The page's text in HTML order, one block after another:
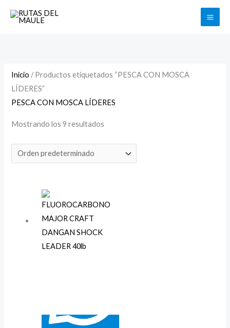
Buscar
Inicio / Productos etiquetados “PESCA CON MOSCA
LÍDERES”
PESCA CON MOSCA LÍDERES
Mostrando los 9 resultados